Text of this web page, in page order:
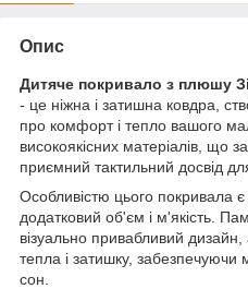
Опис
Дитяче покривало з плюшу
- це ніжна і затишна ковдра,
про комфорт і тепло вашого
високоякісних матеріалів, що
приємний тактильний досвід
Особливістю цього покривала
додатковий об'єм і м'якість.
візуально привабливий
тепла і затишку,
сон.